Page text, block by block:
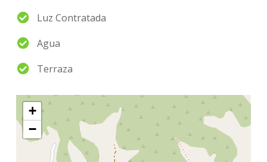
Luz Contratada
Agua
Terraza
+
−